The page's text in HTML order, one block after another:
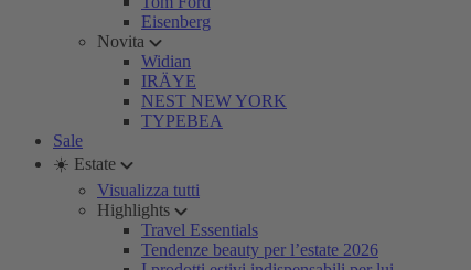
Eisenberg
Novita
Widian
IRÄYE
NEST NEW YORK
TYPEBEA
Sale
☀️ Estate
Visualizza tutti
Highlights
Travel Essentials
Tendenze beauty per l’estate 2026